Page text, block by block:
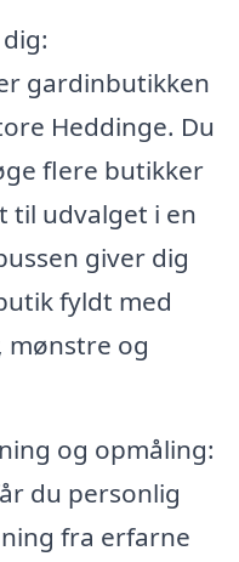
gardinbutikken
Heddinge. Du
flere butikker
til udvalget i en
giver dig
fyldt med
mønstre og
og opmåling:
du personlig
fra erfarne